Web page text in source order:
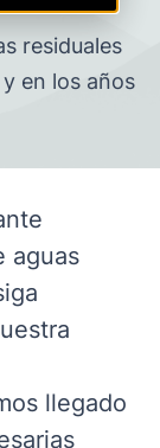
residuales
en los años
aguas
llegado